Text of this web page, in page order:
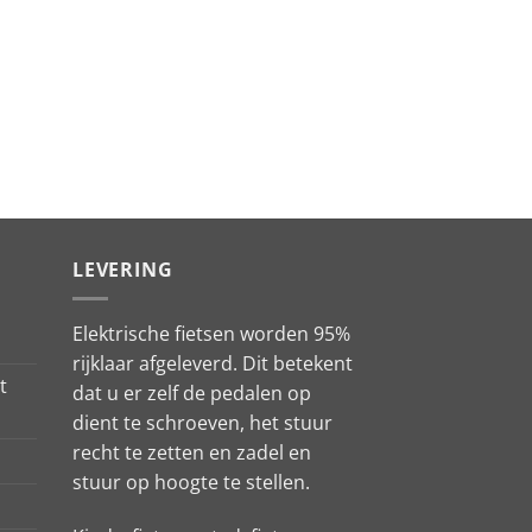
LEVERING
Elektrische fietsen worden 95%
rijklaar afgeleverd. Dit betekent
dat u er zelf de pedalen op
dient te schroeven, het stuur
recht te zetten en zadel en
stuur op hoogte te stellen.